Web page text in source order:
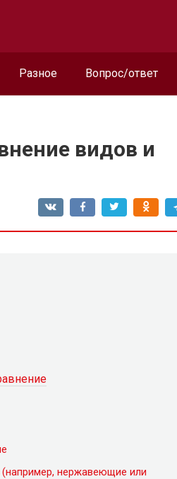
Разное Вопрос/ответ
видов и
нержавеющие или